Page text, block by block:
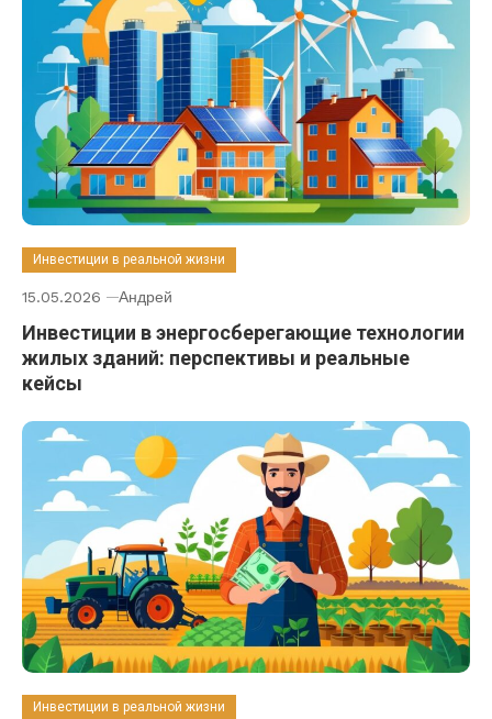
Инвестиции в реальной жизни
15.05.2026 Андрей
Инвестиции в энергосберегающие технологии
жилых зданий: перспективы и реальные
кейсы
Инвестиции в реальной жизни